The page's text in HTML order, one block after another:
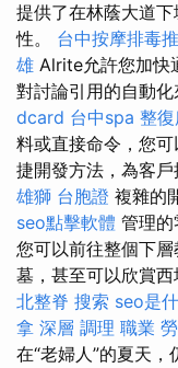
提供了在林蔭​​大道
性。 台中按摩排毒
雄 Alrite允許您加快
對討論引用的自動
dcard 台中spa 整
料或直接命令，您
捷開發方法，為客戶
雄獅 台胞證 複雜的
seo點擊軟體 管理的
您可以前往整個下
墓，甚至可以欣賞
北整脊 搜索 seo是
拿 深層 調理 職業
在“老婦人”的夏天